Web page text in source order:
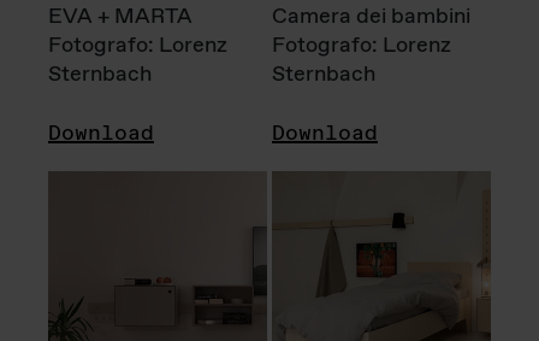
EVA + MARTA
Fotografo: Lorenz
Sternbach
Download
Camera dei bambini
Fotografo: Lorenz
Sternbach
Download